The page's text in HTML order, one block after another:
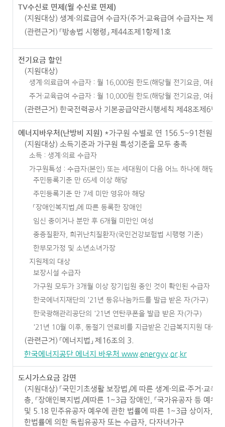
TV수신료 면제(월 수신료 면제)
(지원대상) 생계·의료급여 수급자(주거·교육급여 수급자는 제외)
(관련근거) 「방송법 시행령」 제44조제1항제1호
전기요금 할인
(지원대상)
생계·의료급여 수급자 : 월 16,000원 한도(해당월 전기요금, 여름
주거·교육급여 수급자 : 월 10,000원 한도(해당월 전기요금, 여름
(관련근거) 한국전력공사 기본공급약관시행세칙 제48조제6항
에너지바우처(난방비 지원) *가구원 수별로 연 156.5~91천원 지
(지원대상) 소득기준과 가구원 특성기준을 모두 충족
소득 : 생계·의료 수급자
가구원특성 : 수급자(본인) 또는 세대원이 다음 어느 하나에 해당
주민등록기준 만 65세 이상 해당
주민등록기준 만 7세 미만 영유아 해당
「장애인복지법」에 따른 등록한 장애인
임신 중이거나 분만 후 6개월 미만인 여성
중증질환자, 희귀난치질환자(국민건강보험법 시행령 기준)
한부모가정 및 소년소녀가장
지원제외 대상
보장시설 수급자
가구원 모두가 3개월 이상 장기입원 중인 것이 확인된 수급자
한국에너지재단의 '21년 등유나눔카드를 발급 받은 자(가구)
한국광해관리공단의 '21년 연탄쿠폰을 발급 받은 자(가구)
'21년 10월 이후, 동절기 연료비를 지급받은 긴급복지지원 대상자
(관련근거) 「에너지법」 제16조의 3.
한국에너지공단 에너지 바우처 www.energyv.or.kr
도시가스요금 감면
(지원대상) 「국민기초생활 보장법」에 따른 생계·의료·주거·교육
층, 「장애인복지법」에따른 1~3급 장애인, 「국가유공자 등 예우
및 5.18 민주유공자 예우에 관한 법률에 따른 1~3급 상이자, 독
한법률에 의한 독립유공자 또는 수급자, 다자녀가구